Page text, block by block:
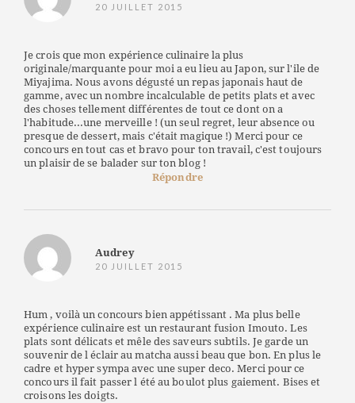
20 JUILLET 2015
Je crois que mon expérience culinaire la plus
originale/marquante pour moi a eu lieu au Japon, sur l'ile de
Miyajima. Nous avons dégusté un repas japonais haut de
gamme, avec un nombre incalculable de petits plats et avec
des choses tellement différentes de tout ce dont on a
l'habitude...une merveille ! (un seul regret, leur absence ou
presque de dessert, mais c'était magique !) Merci pour ce
concours en tout cas et bravo pour ton travail, c'est toujours
un plaisir de se balader sur ton blog !
Répondre
Audrey
20 JUILLET 2015
Hum , voilà un concours bien appétissant . Ma plus belle
expérience culinaire est un restaurant fusion Imouto. Les
plats sont délicats et mêle des saveurs subtils. Je garde un
souvenir de l éclair au matcha aussi beau que bon. En plus le
cadre et hyper sympa avec une super deco. Merci pour ce
concours il fait passer l été au boulot plus gaiement. Bises et
croisons les doigts.